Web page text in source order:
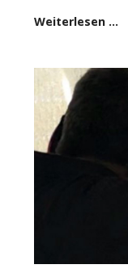
Weiterlesen …